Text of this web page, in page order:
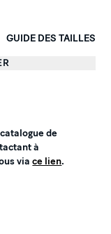
GUIDE DES TAILLES
de
à
viace lien.